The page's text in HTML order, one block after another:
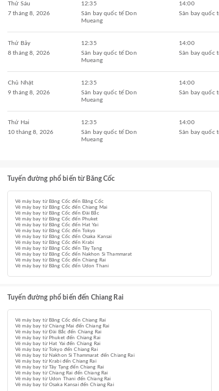
Thứ Sáu
7 tháng 8, 2026
12:35
Sân bay quốc tế Don
Mueang
14:00
Sân bay quốc
Thứ Bảy
8 tháng 8, 2026
12:35
Sân bay quốc tế Don
Mueang
14:00
Sân bay quốc
Chủ Nhật
9 tháng 8, 2026
12:35
Sân bay quốc tế Don
Mueang
14:00
Sân bay quốc
Thứ Hai
10 tháng 8, 2026
12:35
Sân bay quốc tế Don
Mueang
14:00
Sân bay quốc
Tuyến đường phổ biến từ Băng Cốc
Vé máy bay từ Băng Cốc đến Băng Cốc
Vé máy bay từ Băng Cốc đến Chiang Mai
Vé máy bay từ Băng Cốc đến Đài Bắc
Vé máy bay từ Băng Cốc đến Phuket
Vé máy bay từ Băng Cốc đến Hat Yai
Vé máy bay từ Băng Cốc đến Tokyo
Vé máy bay từ Băng Cốc đến Osaka Kansai
Vé máy bay từ Băng Cốc đến Krabi
Vé máy bay từ Băng Cốc đến Tây Tạng
Vé máy bay từ Băng Cốc đến Nakhon Si Thammarat
Vé máy bay từ Băng Cốc đến Chiang Rai
Vé máy bay từ Băng Cốc đến Udon Thani
Tuyến đường phổ biến đến Chiang Rai
Vé máy bay từ Băng Cốc đến Chiang Rai
Vé máy bay từ Chiang Mai đến Chiang Rai
Vé máy bay từ Đài Bắc đến Chiang Rai
Vé máy bay từ Phuket đến Chiang Rai
Vé máy bay từ Hat Yai đến Chiang Rai
Vé máy bay từ Tokyo đến Chiang Rai
Vé máy bay từ Nakhon Si Thammarat đến Chiang Rai
Vé máy bay từ Krabi đến Chiang Rai
Vé máy bay từ Tây Tạng đến Chiang Rai
Vé máy bay từ Chiang Rai đến Chiang Rai
Vé máy bay từ Udon Thani đến Chiang Rai
Vé máy bay từ Osaka Kansai đến Chiang Rai